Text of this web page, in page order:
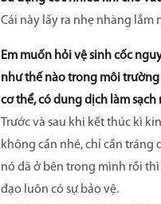
Cái này lấy ra nhẹ nhàng lắm
Em muốn hỏi vệ sinh cốc
như thế nào trong môi
cơ thể, có dung dịch làm
Trước và sau khi kết thúc kì
không cần nhé, chỉ cần tráng
nó đã ở bên trong mình rồi
đạo luôn có sự bảo vệ.